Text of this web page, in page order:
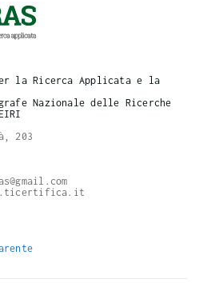
la Ricerca Applicata e la
Nazionale delle Ricerche
203